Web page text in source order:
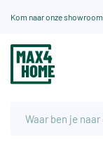
Kom naar onze